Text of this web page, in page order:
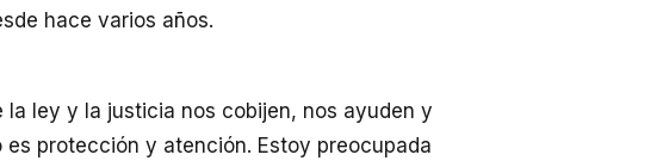
hace varios años.
la ley y la justicia nos cobijen, nos ayuden y
protección y atención. Estoy preocupada